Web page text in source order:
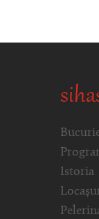
Istoria